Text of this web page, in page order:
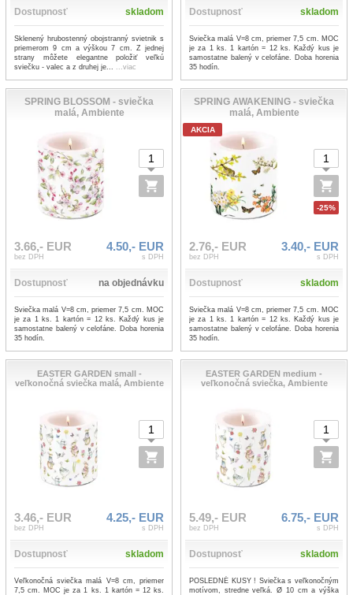
Dostupnosť skladom
Sklenený hrubostenný obojstranný svietnik s
priemerom 9 cm a výškou 7 cm. Z jednej
strany môžete elegantne položiť veľkú
sviečku - valec a z druhej je... ...viac
Dostupnosť skladom
Sviečka malá V=8 cm, priemer 7,5 cm. MOC
je za 1 ks. 1 kartón = 12 ks. Každý kus je
samostatne balený v celofáne. Doba horenia
35 hodín.
SPRING BLOSSOM - sviečka
malá, Ambiente
3.66,- EUR
bez DPH
4.50,- EUR
s DPH
Dostupnosť na objednávku
Sviečka malá V=8 cm, priemer 7,5 cm. MOC
je za 1 ks. 1 kartón = 12 ks. Každý kus je
samostatne balený v celofáne. Doba horenia
35 hodín.
SPRING AWAKENING - sviečka
malá, Ambiente
AKCIA
-25%
2.76,- EUR
bez DPH
3.40,- EUR
s DPH
Dostupnosť skladom
Sviečka malá V=8 cm, priemer 7,5 cm. MOC
je za 1 ks. 1 kartón = 12 ks. Každý kus je
samostatne balený v celofáne. Doba horenia
35 hodín.
EASTER GARDEN small -
veľkonočná sviečka malá, Ambiente
3.46,- EUR
bez DPH
4.25,- EUR
s DPH
Dostupnosť skladom
Veľkonočná sviečka malá V=8 cm, priemer
7,5 cm. MOC je za 1 ks. 1 kartón = 12 ks.
EASTER GARDEN medium -
veľkonočná sviečka, Ambiente
5.49,- EUR
bez DPH
6.75,- EUR
s DPH
Dostupnosť skladom
POSLEDNÉ KUSY ! Sviečka s veľkonočným
motívom, stredne veľká. Ø 10 cm a výška